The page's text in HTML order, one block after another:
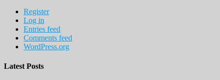
Register
Log in
Entries feed
Comments feed
WordPress.org
Latest Posts